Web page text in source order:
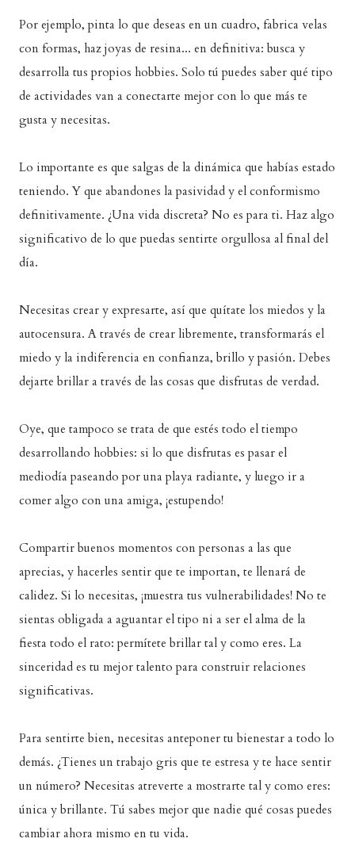
Por ejemplo, pinta lo que deseas en un cuadro, fabrica velas
con formas, haz joyas de resina... en definitiva: busca y
desarrolla tus propios hobbies. Solo tú puedes saber qué tipo
de actividades van a conectarte mejor con lo que más te
gusta y necesitas.
Lo importante es que salgas de la dinámica que habías estado
teniendo. Y que abandones la pasividad y el conformismo
definitivamente. ¿Una vida discreta? No es para ti. Haz algo
significativo de lo que puedas sentirte orgullosa al final del
día.
Necesitas crear y expresarte, así que quítate los miedos y la
autocensura. A través de crear libremente, transformarás el
miedo y la indiferencia en confianza, brillo y pasión. Debes
dejarte brillar a través de las cosas que disfrutas de verdad.
Oye, que tampoco se trata de que estés todo el tiempo
desarrollando hobbies: si lo que disfrutas es pasar el
mediodía paseando por una playa radiante, y luego ir a
comer algo con una amiga, ¡estupendo!
Compartir buenos momentos con personas a las que
aprecias, y hacerles sentir que te importan, te llenará de
calidez. Si lo necesitas, ¡muestra tus vulnerabilidades! No te
sientas obligada a aguantar el tipo ni a ser el alma de la
fiesta todo el rato: permítete brillar tal y como eres. La
sinceridad es tu mejor talento para construir relaciones
significativas.
Para sentirte bien, necesitas anteponer tu bienestar a todo lo
demás. ¿Tienes un trabajo gris que te estresa y te hace sentir
un número? Necesitas atreverte a mostrarte tal y como eres:
única y brillante. Tú sabes mejor que nadie qué cosas puedes
cambiar ahora mismo en tu vida.